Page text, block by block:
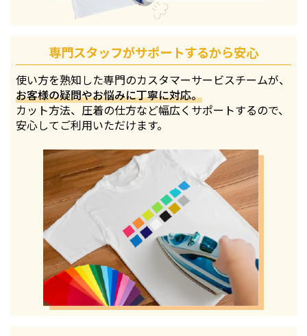
専門スタッフがサポートするから安心
使い方を熟知した専門のカスタマーサービスチームが、
お客様の疑問やお悩みに丁寧に対応。
カット方法、圧着の仕方など幅広くサポートするので、
安心してご利用いただけます。